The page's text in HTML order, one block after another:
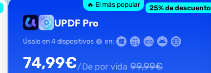
🔥 El más popular
UPDF Pro
25% de descuento
Úsalo en 4 dispositivos en:
74,99€/De por vida 99,99€